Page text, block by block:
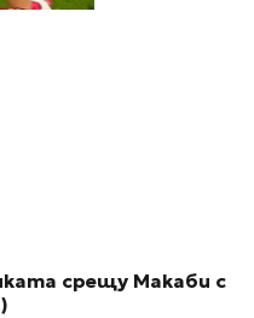
срещу Макаби с